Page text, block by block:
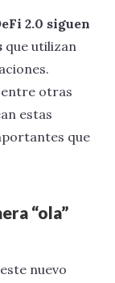
2.0 siguen
que utilizan
entre otras
estas
que
“ola”
nuevo